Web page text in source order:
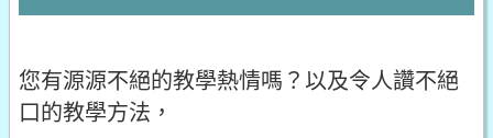
您有源源不絕的教學熱情嗎？以及令人讚不絕
口的教學方法，